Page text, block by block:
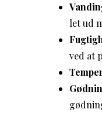
let ud
ved at